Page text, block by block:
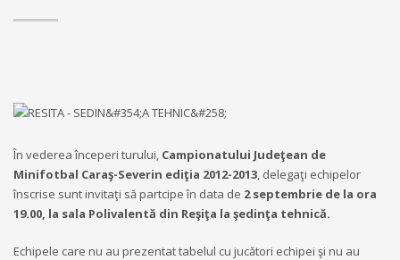
În vederea începeri turului, Campionatului Judeţean de
Minifotbal Caraş-Severin ediţia 2012-2013, delegaţi echipelor
înscrise sunt invitaţi să partcipe în data de 2 septembrie de la ora
19.00, la sala Polivalentă din Reşiţa la şedinţa tehnică.
Echipele care nu au prezentat tabelul cu jucători echipei şi nu au